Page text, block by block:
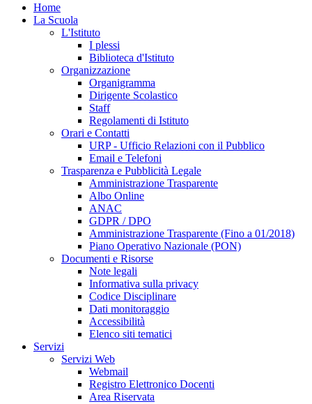
Home
La Scuola
L'Istituto
I plessi
Biblioteca d'Istituto
Organizzazione
Organigramma
Dirigente Scolastico
Staff
Regolamenti di Istituto
Orari e Contatti
URP - Ufficio Relazioni con il Pubblico
Email e Telefoni
Trasparenza e Pubblicità Legale
Amministrazione Trasparente
Albo Online
ANAC
GDPR / DPO
Amministrazione Trasparente (Fino a 01/2018)
Piano Operativo Nazionale (PON)
Documenti e Risorse
Note legali
Informativa sulla privacy
Codice Disciplinare
Dati monitoraggio
Accessibilità
Elenco siti tematici
Servizi
Servizi Web
Webmail
Registro Elettronico Docenti
Area Riservata